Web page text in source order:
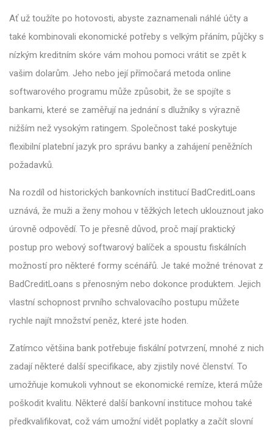
Ať už toužíte po hotovosti, abyste zaznamenali náhlé účty a
také kombinovali ekonomické potřeby s velkým přáním, půjčky s
nízkým kreditním skóre vám mohou pomoci vrátit se zpět k
vašim dolarům. Jeho nebo její přímočará metoda online
softwarového programu může způsobit, že se spojíte s
bankami, které se zaměřují na jednání s dlužníky s výrazně
nižším než vysokým ratingem. Společnost také poskytuje
flexibilní platební jazyk pro správu banky a zahájení peněžních
požadavků.
Na rozdíl od historických bankovních institucí BadCreditLoans
uznává, že muži a ženy mohou v těžkých letech uklouznout jako
úrovně odpovědí. To je přesně důvod, proč mají praktický
postup pro webový softwarový balíček a spoustu fiskálních
možností pro některé formy scénářů. Je také možné trénovat z
BadCreditLoans s přenosným nebo dokonce produktem. Jejich
vlastní schopnost prvního schvalovacího postupu můžete
rychle najít množství peněz, které jste hoden.
Zatímco většina bank potřebuje fiskální potvrzení, mnohé z nich
zadají některé další specifikace, aby zjistily nové členství. To
umožňuje komukoli vyhnout se ekonomické remíze, která může
poškodit kvalitu. Některé další bankovní instituce mohou také
předkvalifikovat, což vám umožní vidět poplatky a začít slovní